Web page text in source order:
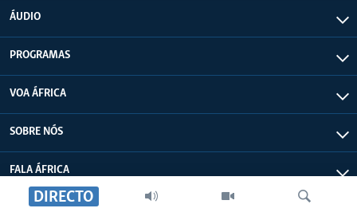
DIRECTO
ÁUDIO
PROGRAMAS
VOA ÁFRICA
SOBRE NÓS
FALA ÁFRICA